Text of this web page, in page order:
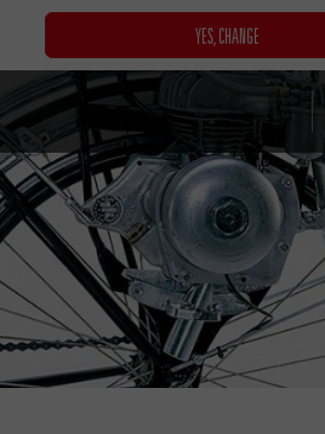
YES, CHANGE